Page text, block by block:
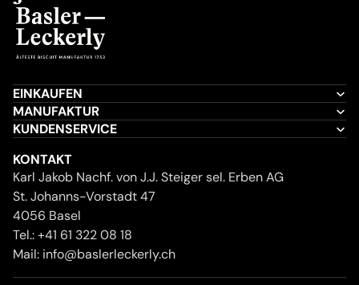
EINKAUFEN
MANUFAKTUR
KUNDENSERVICE
KONTAKT
Karl Jakob Nachf. von J.J. Steiger sel. Erben AG
St. Johanns-Vorstadt 47
4056 Basel
Tel.:+41 61 322 08 18
Mail: info@baslerleckerly.ch